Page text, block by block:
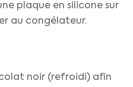
plaque en silicone sur
au congélateur.
noir (refroidi) afin